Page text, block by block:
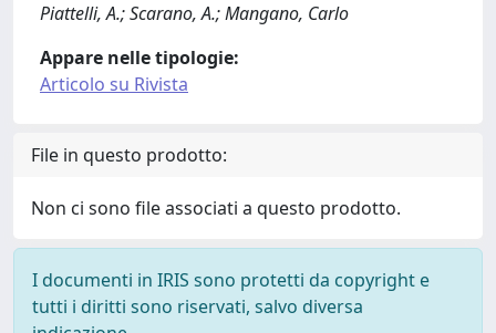
Piattelli, A.; Scarano, A.; Mangano, Carlo
Appare nelle tipologie:
Articolo su Rivista
File in questo prodotto:
Non ci sono file associati a questo prodotto.
I documenti in IRIS sono protetti da copyright e
tutti i diritti sono riservati, salvo diversa